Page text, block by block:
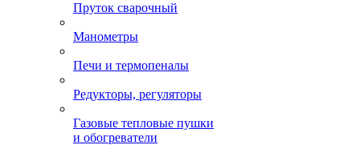
Пруток сварочный
Манометры
Печи и термопеналы
Редукторы, регуляторы
Газовые тепловые пушки
и обогреватели